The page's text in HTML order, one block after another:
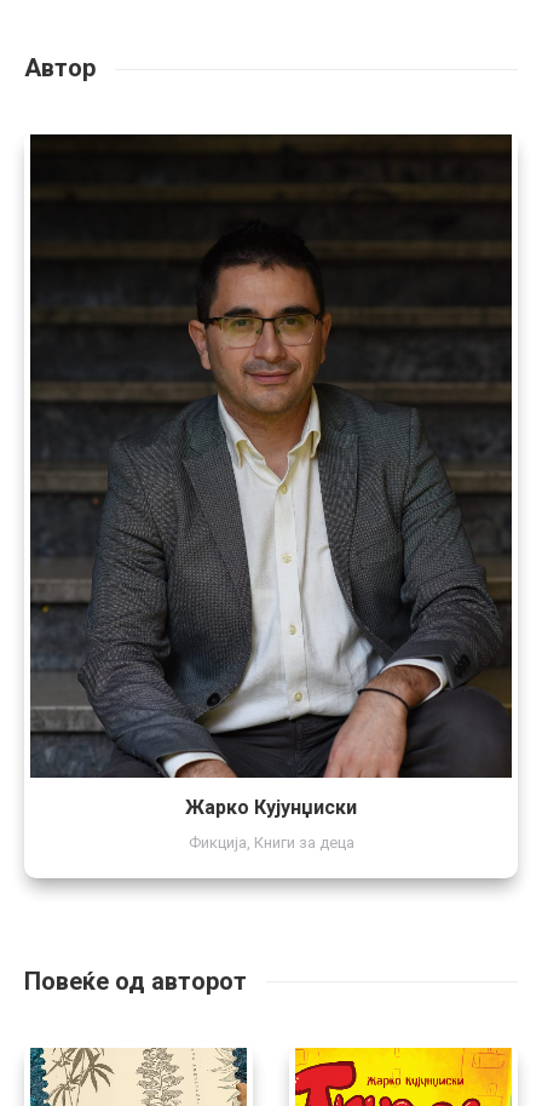
Автор
Жарко Кујунџиски
Фикција Книги за деца
Повеќе од авторот